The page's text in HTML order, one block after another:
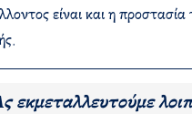
είναι και η προστασία
εκμεταλλευτούμε